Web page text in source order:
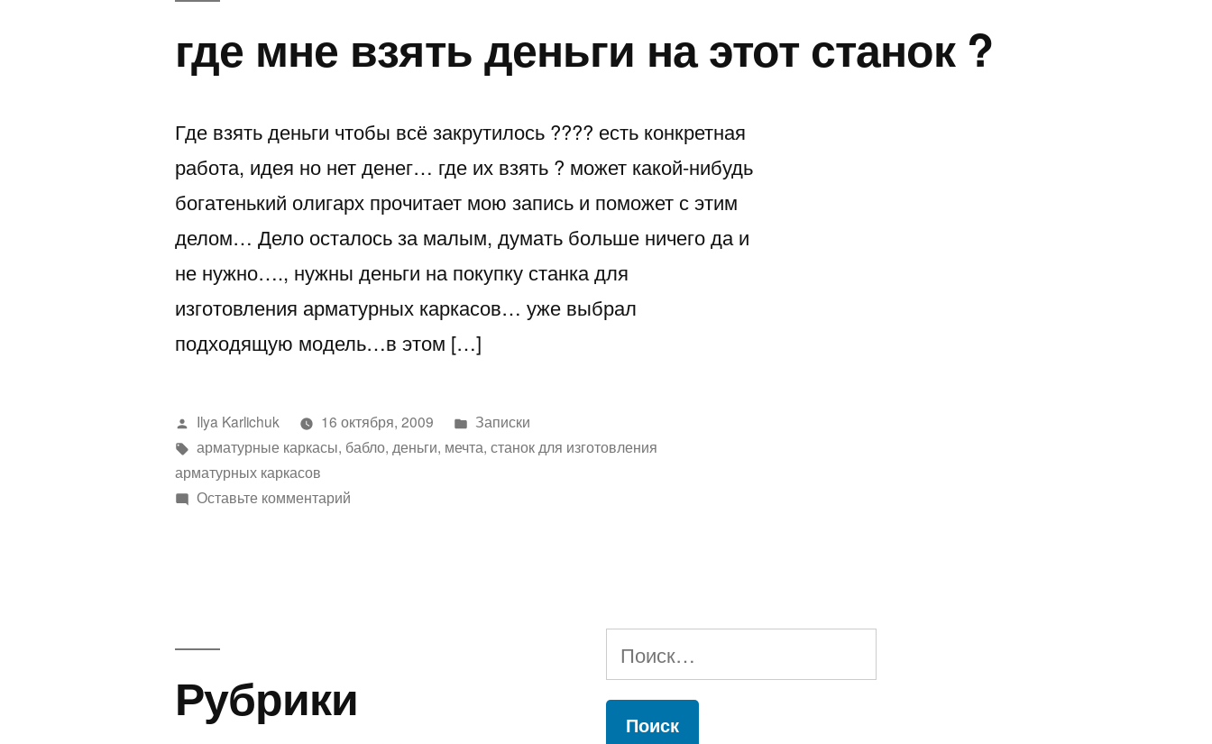
где мне взять деньги на этот станок ?
Где взять деньги чтобы всё закрутилось ???? есть конкретная
работа, идея но нет денег… где их взять ? может какой-нибудь
богатенький олигарх прочитает мою запись и поможет с этим
делом… Дело осталось за малым, думать больше ничего да и
не нужно…., нужны деньги на покупку станка для
изготовления арматурных каркасов… уже выбрал
подходящую модель…в этом […]
Написано
автором
Ilya Karlichuk 16 октября, 2009
Написано
в
Записки
Метки:
арматурные каркасы, бабло, деньги, мечта,станок для изготовления
арматурных каркасов
Оставьте комментарий
?
Рубрики
Найти: